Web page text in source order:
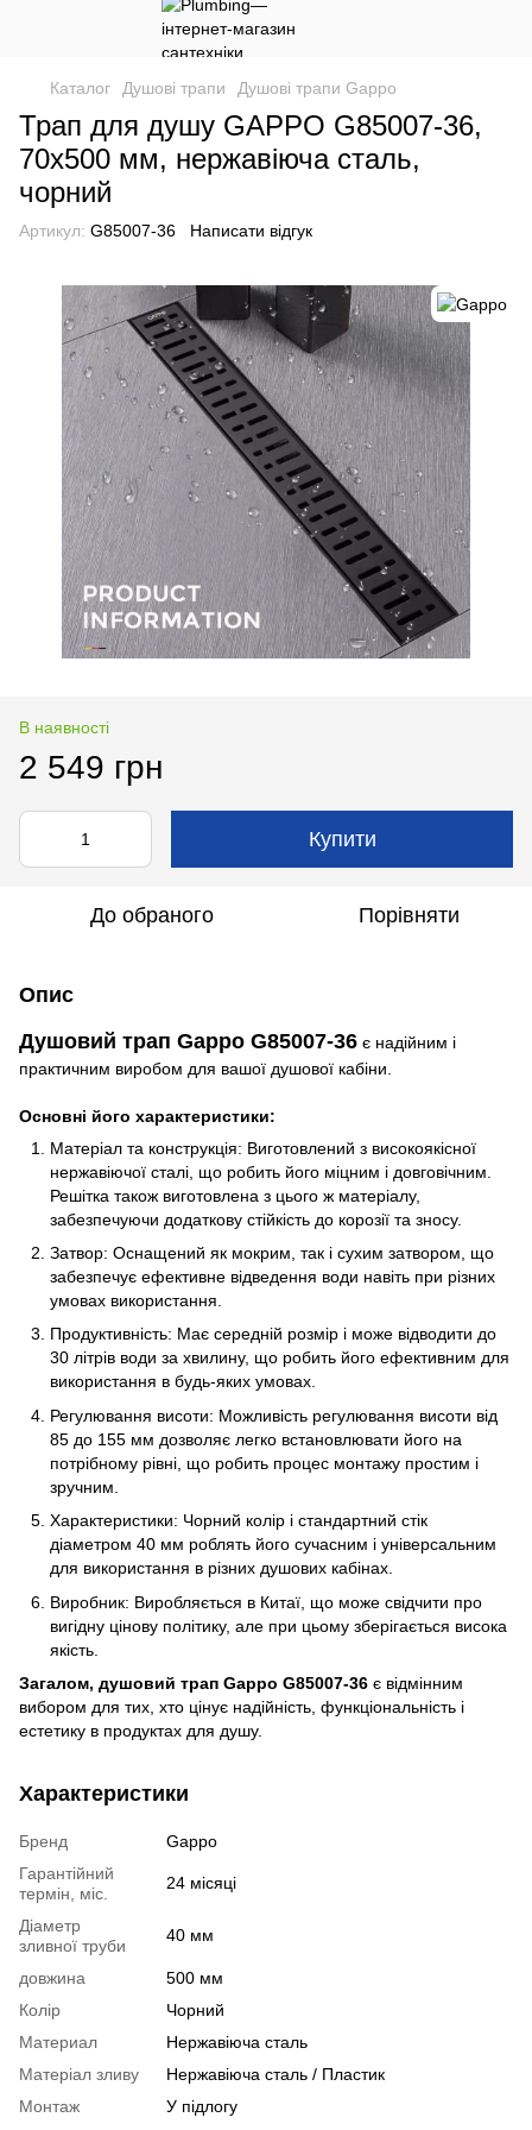
Каталог Душові трапи Душові трапи Gappo
Трап для душу GAPPO G85007-36,
70х500 мм, нержавіюча сталь,
чорний
Артикул: G85007-36 Написати відгук
В наявності
2 549 грн
Купити
До обраного Порівняти
Опис
Душовий трап Gappo G85007-36 є надійним і
практичним виробом для вашої душової кабіни.
Основні його характеристики:
Матеріал та конструкція: Виготовлений з високоякісної
нержавіючої сталі, що робить його міцним і довговічним.
Решітка також виготовлена з цього ж матеріалу,
забезпечуючи додаткову стійкість до корозії та зносу.
Затвор: Оснащений як мокрим, так і сухим затвором, що
забезпечує ефективне відведення води навіть при різних
умовах використання.
Продуктивність: Має середній розмір і може відводити до
30 літрів води за хвилину, що робить його ефективним для
використання в будь-яких умовах.
Регулювання висоти: Можливість регулювання висоти від
85 до 155 мм дозволяє легко встановлювати його на
потрібному рівні, що робить процес монтажу простим і
зручним.
Характеристики: Чорний колір і стандартний стік
діаметром 40 мм роблять його сучасним і універсальним
для використання в різних душових кабінах.
Виробник: Виробляється в Китаї, що може свідчити про
вигідну цінову політику, але при цьому зберігається висока
якість.
Загалом, душовий трап Gappo G85007-36 є відмінним
вибором для тих, хто цінує надійність, функціональність і
естетику в продуктах для душу.
Характеристики
Бренд
Gappo
Гарантійний
термін, міс.
24 місяці
Діаметр
зливної труби
40 мм
довжина
500 мм
Колір
Чорний
Материал
Нержавіюча сталь
Матеріал зливу
Нержавіюча сталь / Пластик
Монтаж
У підлогу